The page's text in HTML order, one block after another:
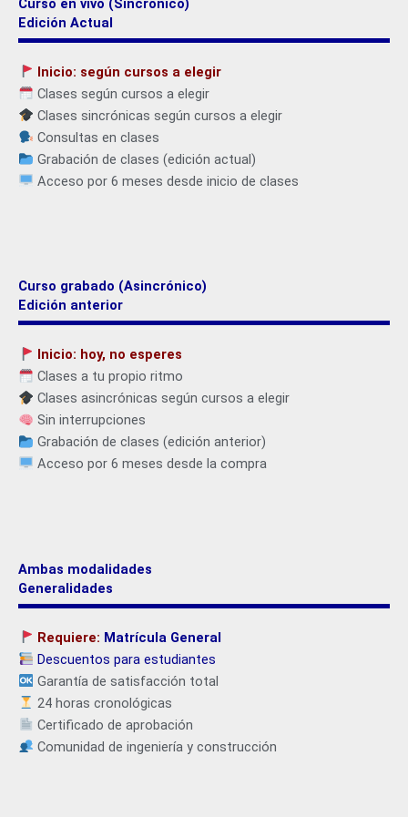
Curso en vivo (Sincrónico)
Edición Actual
Inicio: según cursos a elegir
Clases según cursos a elegir
Clases sincrónicas según cursos a elegir
Consultas en clases
Grabación de clases (edición actual)
Acceso por 6 meses desde inicio de clases
Curso grabado (Asincrónico)
Edición anterior
Inicio: hoy, no esperes
Clases a tu propio ritmo
Clases asincrónicas según cursos a elegir
Sin interrupciones
Grabación de clases (edición anterior)
Acceso por 6 meses desde la compra
Ambas modalidades
Generalidades
Requiere: Matrícula General
Descuentos para estudiantes
Garantía de satisfacción total
24 horas cronológicas
Certificado de aprobación
Comunidad de ingeniería y construcción